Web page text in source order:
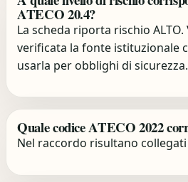
ATECO 20.4?
La scheda riporta rischio
verificata la fonte istituzionale
usarla per obblighi di sicurezza.
Quale codice ATECO 2022
Nel raccordo risultano collegati